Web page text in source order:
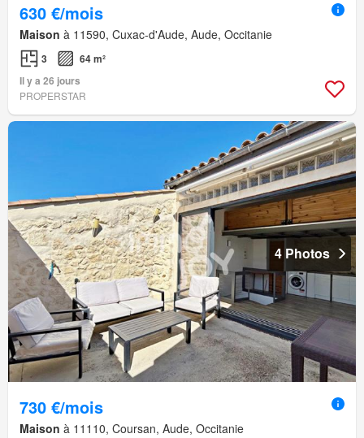
630 €/mois
Maison à 11590, Cuxac-d'Aude, Aude, Occitanie
3
64 m²
Il y a 26 jours
PROPERSTAR
4 Photos
730 €/mois
Maison à 11110, Coursan, Aude, Occitanie